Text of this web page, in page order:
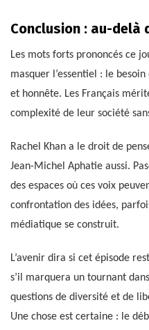
Conclusion : au-delà
Les mots forts prononcés ce
masquer l’essentiel : le
et honnête. Les Français
complexité de leur société
Rachel Khan a le droit de
Jean-Michel Aphatie aussi.
des espaces où ces voix
confrontation des idées,
médiatique se construit.
L’avenir dira si cet épisode
s’il marquera un tournant
questions de diversité et de
Une chose est certaine : le